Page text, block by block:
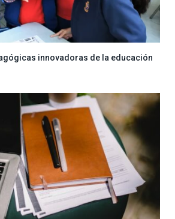
innovadoras de la educación